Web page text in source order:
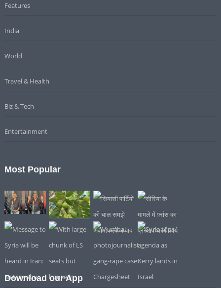
Features
India
World
Travel & Health
Biz & Tech
Entertainment
Most Popular
Download our App